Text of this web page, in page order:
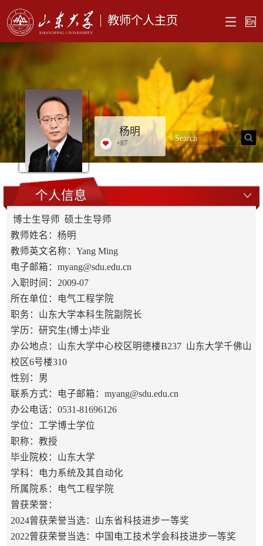
教师个人主页
杨明
+87
个人信息
博士生导师 硕士生导师
教师姓名：杨明
教师英文名称：Yang Ming
电子邮箱： myang@sdu.edu.cn
入职时间：2009-07
所在单位：电气工程学院
职务：山东大学本科生院副院长
学历：研究生(博士)毕业
办公地点：山东大学中心校区明德楼B237 山东大学千佛山
校区6号楼310
性别：男
联系方式：
电子邮箱：myang@sdu.edu.cn
办公电话：0531-81696126
学位：工学博士学位
职称：教授
毕业院校：山东大学
学科：电力系统及其自动化
所属院系：电气工程学院
曾获荣誉：
2024曾获荣誉当选：山东省科技进步一等奖
2022曾获荣誉当选：中国电工技术学会科技进步一等奖